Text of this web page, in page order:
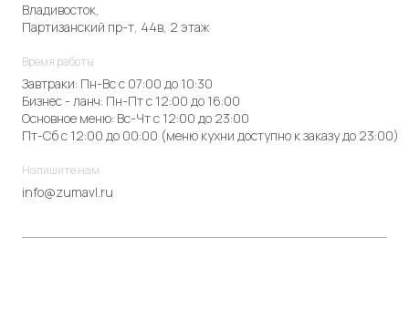
Владивосток,
Партизанский пр-т, 44в, 2 этаж
Время работы
Завтраки: Пн-Вс с 07:00 до 10:30
Бизнес - ланч: Пн-Пт с 12:00 до 16:00
Основное меню: Вс-Чт с 12:00 до 23:00
Пт-Сб с 12:00 до 00:00 (меню кухни доступно к заказу до 23:00)
Напишите нам
info@zumavl.ru